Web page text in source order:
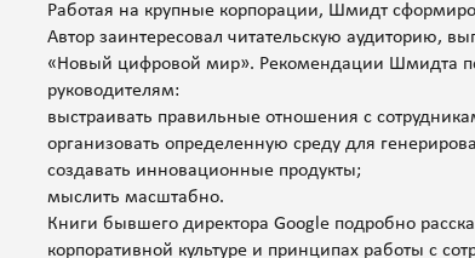
Работая на крупные корпорации, Шмидт
Автор заинтересовал читательскую аудиторию,
«Новый цифровой мир». Рекомендации Шмидта
руководителям:
выстраивать правильные отношения с
организовать определенную среду для
создавать инновационные продукты;
мыслить масштабно.
Книги бывшего директора Google подробно
корпоративной культуре и принципах работы с